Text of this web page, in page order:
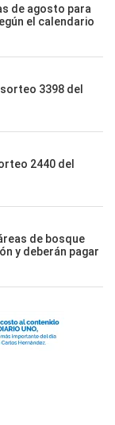
de agosto para
el calendario
3398 del
2440 del
de bosque
y deberán pagar